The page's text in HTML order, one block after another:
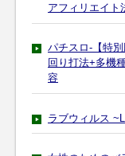
アフィリエイト
パチスロ-【特
回り打法+多機
容
ラブウィルス